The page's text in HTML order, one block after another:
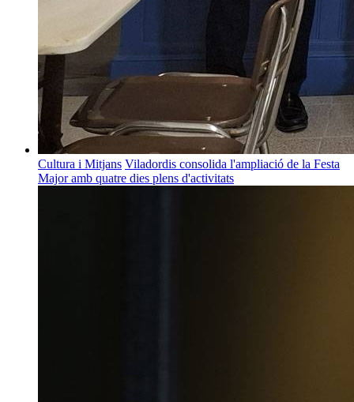
Cultura i Mitjans Viladordis consolida l'ampliació de la Festa
Major amb quatre dies plens d'activitats